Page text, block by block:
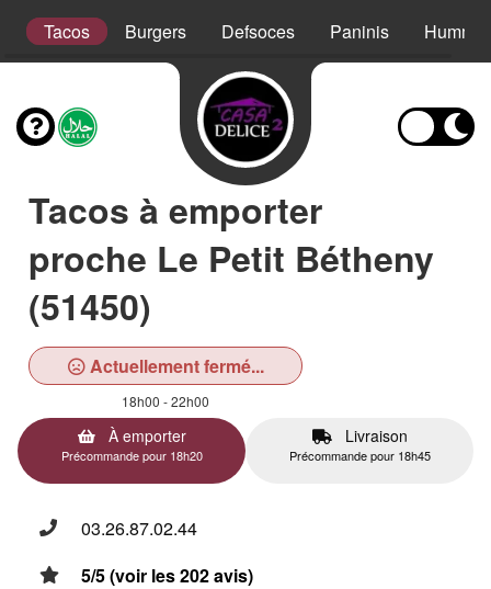
Tacos Burgers Defsoces Paninis
Tacos à emporter
proche Le Petit Bétheny
(51450)
Actuellement fermé...
18h00 - 22h00
À emporter
Précommande pour 18h20
Livraison
Précommande pour 18h45
03.26.87.02.44
5/5 (voir les 202 avis)